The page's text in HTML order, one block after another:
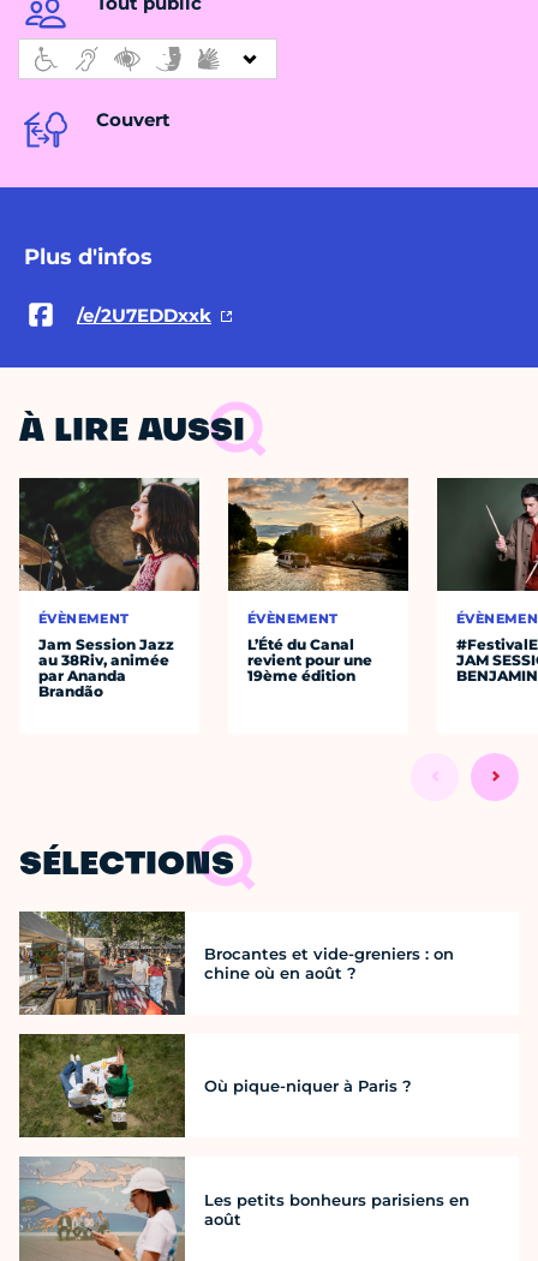
Couvert
Plus d'infos
/e/2U7EDDxxk
À LIRE AUSSI
ÉVÈNEMENT
Jam Session Jazz
au 38Riv, animée
par Ananda
Brandão
ÉVÈNEMENT
L’Été du Canal
revient pour une
19ème édition
JAM
SÉLECTIONS
Brocantes et vide-greniers : on
chine où en août ?
Où pique-niquer à Paris ?
Les petits bonheurs parisiens en
août